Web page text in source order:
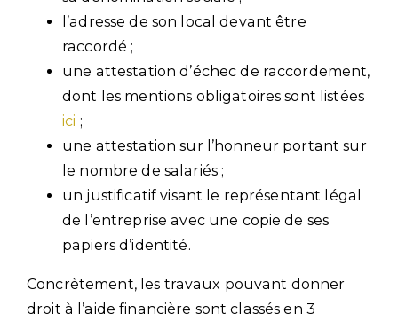
l’adresse de son local devant être
raccordé ;
une attestation d’échec de raccordement,
dont les mentions obligatoires sont listées
ici ;
une attestation sur l’honneur portant sur
le nombre de salariés ;
un justificatif visant le représentant légal
de l’entreprise avec une copie de ses
papiers d’identité.
Concrètement, les travaux pouvant donner
droit à l’aide financière sont classés en 3